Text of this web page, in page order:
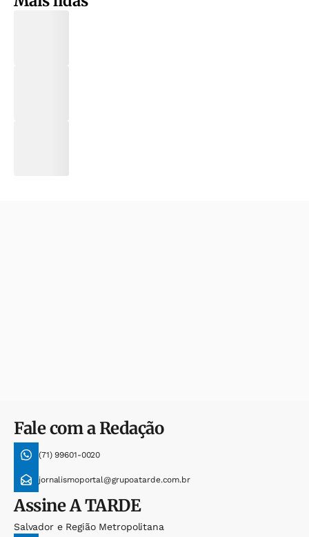
Fale com a Redação
(71) 99601-0020
jornalismoportal@grupoatarde.com.br
AssineA TARDE
Salvador e Região Metropolitana